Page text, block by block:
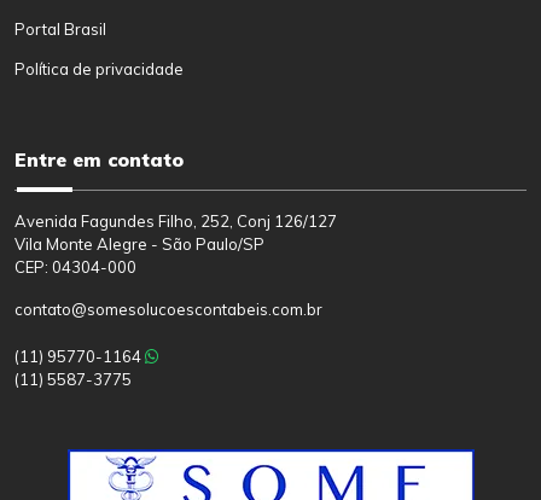
Portal Brasil
Política de privacidade
Entre em contato
Avenida Fagundes Filho, 252, Conj 126/127
Vila Monte Alegre - São Paulo/SP
CEP: 04304-000
contato@somesolucoescontabeis.com.br
(11) 95770-1164
(11) 5587-3775